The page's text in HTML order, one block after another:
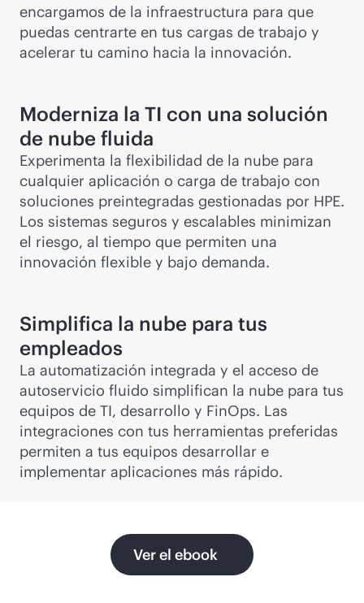
encargamos de la infraestructura para que
puedas centrarte en tus cargas de trabajo y
acelerar tu camino hacia la innovación.
Moderniza la TI con una solución
de nube fluida
Experimenta la flexibilidad de la nube para
cualquier aplicación o carga de trabajo con
soluciones preintegradas gestionadas por HPE.
Los sistemas seguros y escalables minimizan
el riesgo, al tiempo que permiten una
innovación flexible y bajo demanda.
Simplifica la nube para tus
empleados
La automatización integrada y el acceso de
autoservicio fluido simplifican la nube para tus
equipos de TI, desarrollo y FinOps. Las
integraciones con tus herramientas preferidas
permiten a tus equipos desarrollar e
implementar aplicaciones más rápido.
Ver el ebook